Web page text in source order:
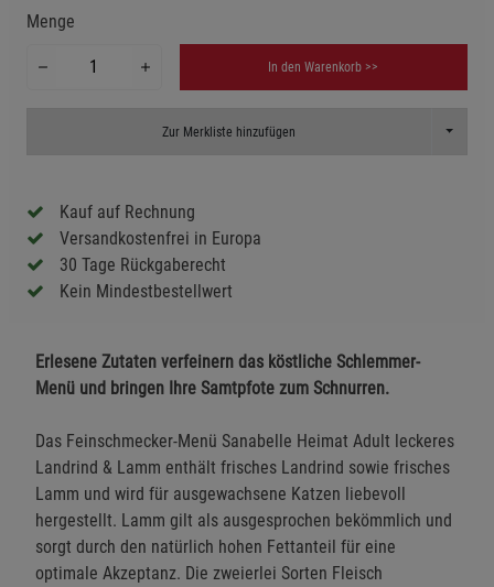
Menge
In den Warenkorb >>
Zur Merkliste hinzufügen Toggle
Kauf auf Rechnung
Versandkostenfrei in Europa
30 Tage Rückgaberecht
Kein Mindestbestellwert
Erlesene Zutaten verfeinern das köstliche Schlemmer-
Menü und bringen Ihre Samtpfote zum Schnurren.
Das Feinschmecker-Menü Sanabelle Heimat Adult leckeres
Landrind & Lamm enthält frisches Landrind sowie frisches
Lamm und wird für ausgewachsene Katzen liebevoll
hergestellt. Lamm gilt als ausgesprochen bekömmlich und
sorgt durch den natürlich hohen Fettanteil für eine
optimale Akzeptanz. Die zweierlei Sorten Fleisch